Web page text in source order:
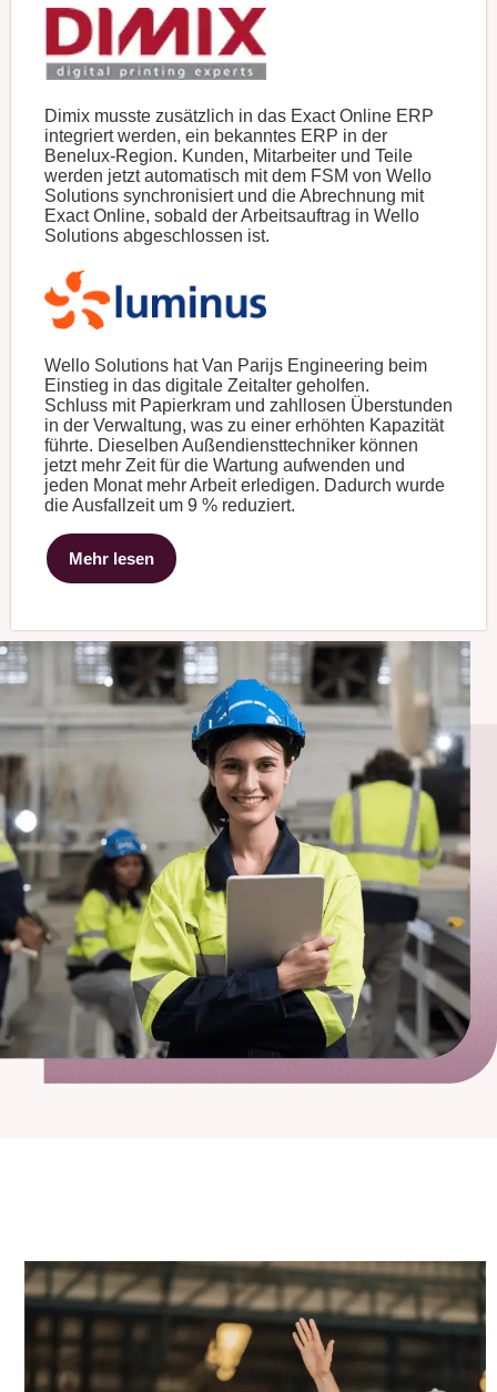
Dimix musste zusätzlich in das Exact Online ERP
integriert werden, ein bekanntes ERP in der
Benelux-Region. Kunden, Mitarbeiter und Teile
werden jetzt automatisch mit dem FSM von Wello
Solutions synchronisiert und die Abrechnung mit
Exact Online, sobald der Arbeitsauftrag in Wello
Solutions abgeschlossen ist.
Wello Solutions hat Van Parijs Engineering beim
Einstieg in das digitale Zeitalter geholfen.
Schluss mit Papierkram und zahllosen Überstunden
in der Verwaltung, was zu einer erhöhten Kapazität
führte. Dieselben Außendiensttechniker können
jetzt mehr Zeit für die Wartung aufwenden und
jeden Monat mehr Arbeit erledigen. Dadurch wurde
die Ausfallzeit um 9 % reduziert.
Mehr lesen